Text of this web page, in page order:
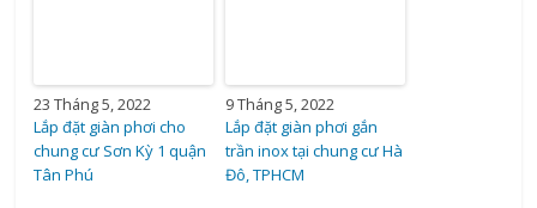
23 Tháng 5, 2022
Lắp đặt giàn phơi cho
chung cư Sơn Kỳ 1 quận
Tân Phú
9 Tháng 5, 2022
Lắp đặt giàn phơi gắn
trần inox tại chung cư Hà
Đô, TPHCM